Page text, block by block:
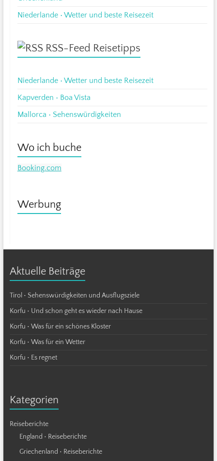
Niederlande • Wetter und beste Reisezeit
RSS-Feed Reisetipps
Niederlande • Wetter und beste Reisezeit
Kapverden • Boa Vista
Mallorca • Sehenswürdigkeiten
Wo ich buche
Booking.com
Werbung
Aktuelle Beiträge
Tirol • Sehenswürdigkeiten und Ausflugsziele
Korfu • Und schon geht es wieder nach Hause
Korfu • Was für ein schönes Kloster
Korfu • Was für ein Wetter
Korfu • Es regnet
Kategorien
Reiseberichte
England • Reiseberichte
Griechenland • Reiseberichte